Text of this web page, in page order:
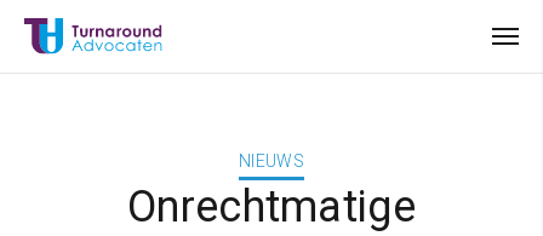
NIEUWS
Onrechtmatige